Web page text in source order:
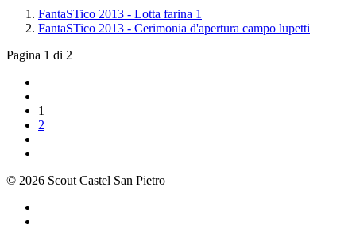
FantaSTico 2013 - Lotta farina 1
FantaSTico 2013 - Cerimonia d'apertura campo lupetti
Pagina 1 di 2
1
2
© 2026 Scout Castel San Pietro